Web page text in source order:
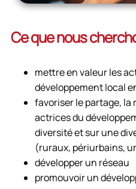
Ce que nous
mettre en valeur les
développement local
favoriser le partage,
actrices du
diversité et sur une
(ruraux, périurbains,
développer un réseau
promouvoir un